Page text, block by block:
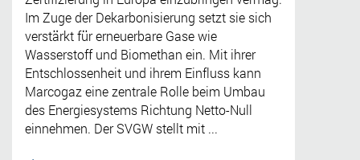
Im Zuge der Dekarbonisierung setzt sie sich
verstärkt für erneuerbare Gase wie
Wasserstoff und Biomethan ein. Mit ihrer
Entschlossenheit und ihrem Einfluss kann
Marcogaz eine zentrale Rolle beim Umbau
des Energiesystems Richtung Netto-Null
einnehmen. Der SVGW stellt mit ...